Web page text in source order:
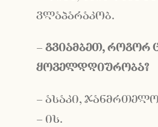
ვლაპარაკობ.
– გვიამბეთ,როგორ
ყოველდღიურობა?
– ასაკი,
– ის.